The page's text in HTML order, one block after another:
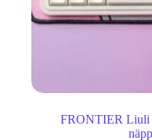
FRONTIER Liuli